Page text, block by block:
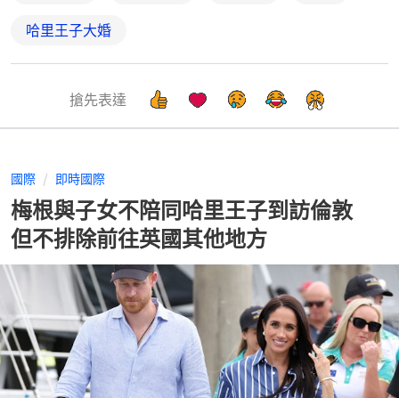
哈里王子大婚
搶先表達
國際 即時國際
梅根與子女不陪同哈里王子到訪倫敦
但不排除前往英國其他地方